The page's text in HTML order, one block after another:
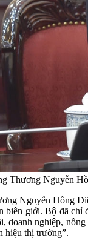
Thương Nguyễn
Nguyễn Hồng
biên giới. Bộ đã chỉ
doanh nghiệp,
hiệu thị trường”.